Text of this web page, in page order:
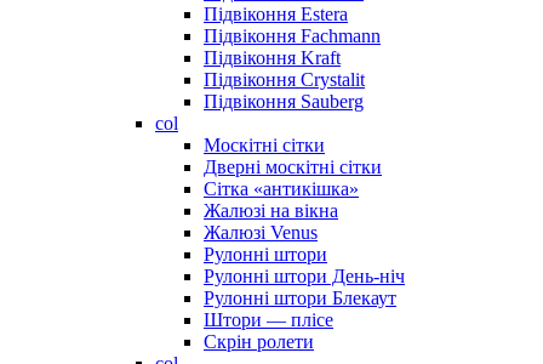
Підвіконня Estera
Підвіконня Fachmann
Підвіконня Kraft
Підвіконня Crystalit
Підвіконня Sauberg
col
Москітні сітки
Дверні москітні сітки
Сітка «антикішка»
Жалюзі на вікна
Жалюзі Venus
Рулонні штори
Рулонні штори День-ніч
Рулонні штори Блекаут
Штори — плісе
Скрін ролети